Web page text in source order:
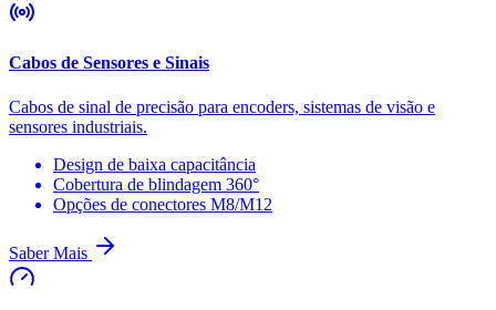
Cabos de Sensores e Sinais
Cabos de sinal de precisão para encoders, sistemas de visão e
sensores industriais.
Design de baixa capacitância
Cobertura de blindagem 360°
Opções de conectores M8/M12
Saber Mais